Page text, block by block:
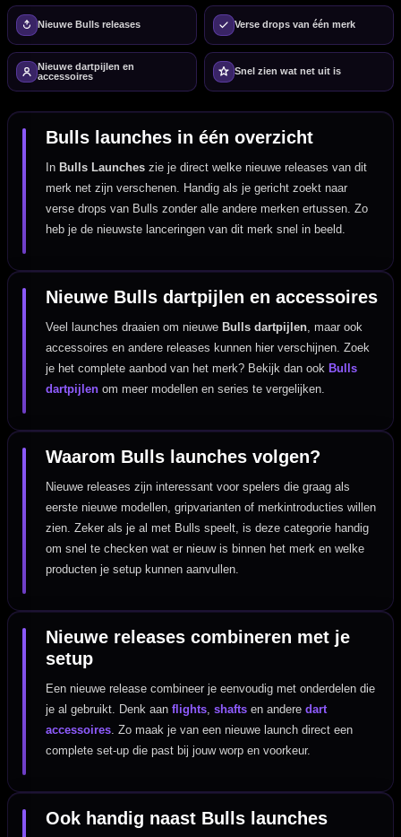
Nieuwe Bulls releases Verse drops van één merk
Nieuwe dartpijlen en
accessoires
Snel zien wat net uit is
Bulls launches in één overzicht
InBulls Launches zie je direct welke nieuwe releases van dit
merk net zijn verschenen. Handig als je gericht zoekt naar
verse drops van Bulls zonder alle andere merken ertussen. Zo
heb je de nieuwste lanceringen van dit merk snel in beeld.
Nieuwe Bulls dartpijlen en accessoires
Veel launches draaien om nieuweBulls dartpijlen , maar ook
accessoires en andere releases kunnen hier verschijnen. Zoek
je het complete aanbod van het merk? Bekijk dan ookBulls
dartpijlen om meer modellen en series te vergelijken.
Waarom Bulls launches volgen?
Nieuwe releases zijn interessant voor spelers die graag als
eerste nieuwe modellen, gripvarianten of merkintroducties willen
zien. Zeker als je al met Bulls speelt, is deze categorie handig
om snel te checken wat er nieuw is binnen het merk en welke
producten je setup kunnen aanvullen.
Nieuwe releases combineren met je
setup
Een nieuwe release combineer je eenvoudig met onderdelen die
je al gebruikt. Denk aanflights ,shafts en anderedart
accessoires . Zo maak je van een nieuwe launch direct een
complete set-up die past bij jouw worp en voorkeur.
Ook handig naast Bulls launches